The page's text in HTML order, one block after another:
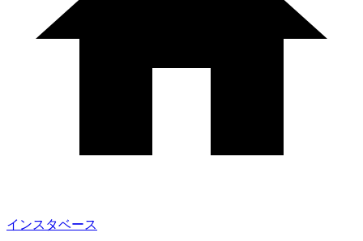
インスタベース